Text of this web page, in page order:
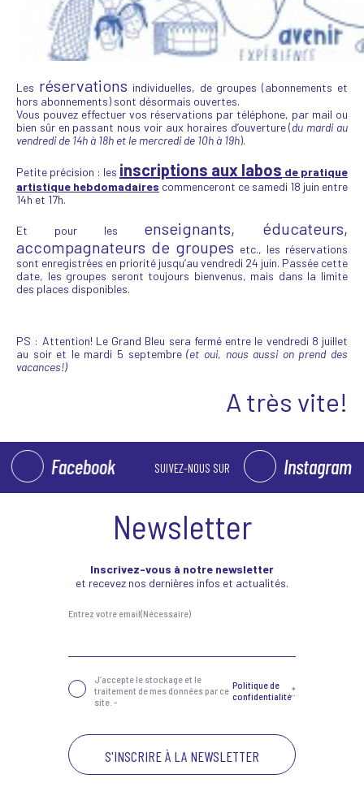
Les réservations individuelles, de groupes (abonnements et
hors abonnements) sont désormais ouvertes.
Vous pouvez effectuer vos réservations par téléphone, par mail ou
bien sûr en passant nous voir aux horaires d’ouverture (du mardi au
vendredi de 14h à 18h et le mercredi de 10h à 19h).
Petite précision : les inscriptions aux labos de pratique
artistique hebdomadaires commenceront ce samedi 18 juin entre
14h et 17h.
Et pour les enseignants, éducateurs,
accompagnateurs de groupes etc., les réservations
sont enregistrées en priorité jusqu’au vendredi 24 juin. Passée cette
date, les groupes seront toujours bienvenus, mais dans la limite
des places disponibles.
PS : Attention! Le Grand Bleu sera fermé entre le vendredi 8 juillet
au soir et le mardi 5 septembre(et oui, nous aussi on prend des
vacances!)
A très vite!
Facebook SUIVEZ-NOUS SUR Instagram
Newsletter
Inscrivez-vous à notre newsletter
et recevez nos dernières infos et actualités.
Entrez votre email(Nécessaire)
Confidentialité(Nécessaire)
J‘accepte le stockage et le
traitement de mes données par ce
site. -
Politique de
confidentialité*